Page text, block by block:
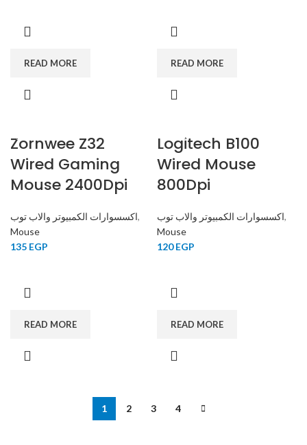
READ MORE READ MORE
SOLD OUT
Zornwee Z32
Wired Gaming
Mouse 2400Dpi
اكسسوارات الكمبيوتر والاب توب,
Mouse
135 EGP
READ MORE
SOLD OUT
Logitech B100
Wired Mouse
800Dpi
اكسسوارات الكمبيوتر والاب توب,
Mouse
120EGP
READ MORE
1 2 3 4